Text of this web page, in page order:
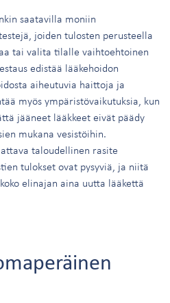
saatavilla moniin
joiden tulosten perusteella
tai valita tilalle vaihtoehtoinen
edistää lääkehoidon
aiheutuvia haittoja ja
myös ympäristövaikutuksia, kun
jääneet lääkkeet eivät päädy
mukana vesistöihin.
taloudellinen rasite
tulokset ovat pysyviä, ja niitä
elinajan aina uutta lääkettä